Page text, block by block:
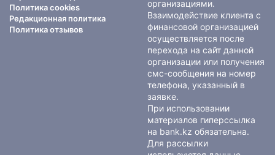
Политика cookies
Редакционная политика
Политика отзывов
организациями.
Взаимодействие клиента с
финансовой организацией
осуществляется после
перехода на сайт данной
организации или получения
смс-сообщения на номер
телефона, указанный в
заявке.
При использовании
материалов гиперссылка
на bank.kz обязательна.
Для рассылки